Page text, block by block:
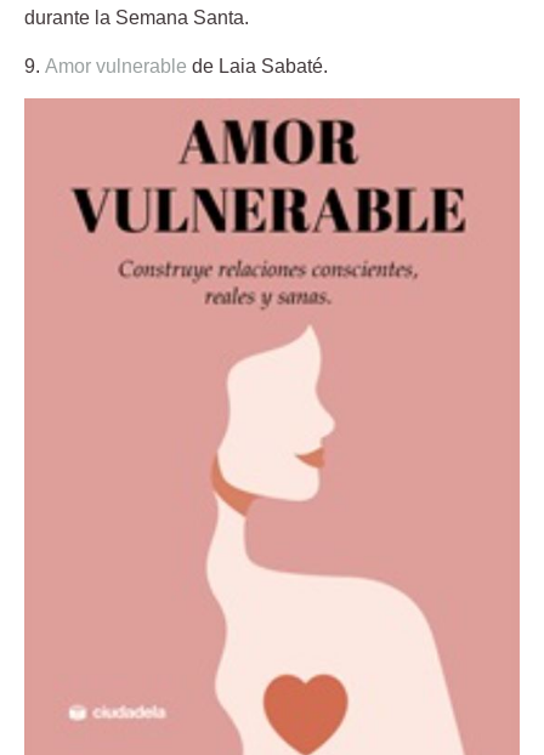
durante la Semana Santa.
9. Amor vulnerable de Laia Sabaté.